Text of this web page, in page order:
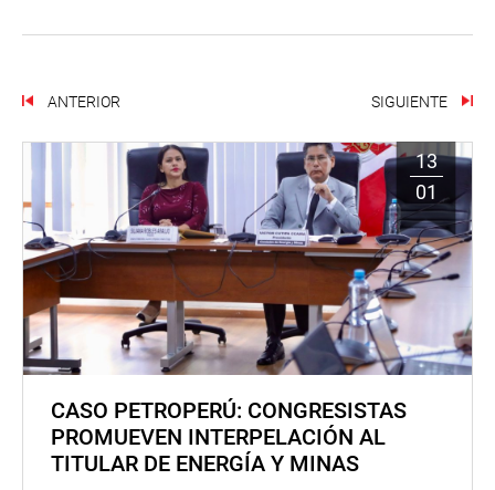
ANTERIOR SIGUIENTE
13
01
CASO PETROPERÚ: CONGRESISTAS
PROMUEVEN INTERPELACIÓN AL
TITULAR DE ENERGÍA Y MINAS